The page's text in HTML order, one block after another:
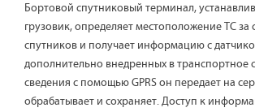
Бортовой спутниковый терминал,
грузовик, определяет местоположение ТС за
спутников и получает информацию с
дополнительно внедренных в транспортное
сведения с помощью GPRS он передает на
обрабатывает и сохраняет. Доступ к